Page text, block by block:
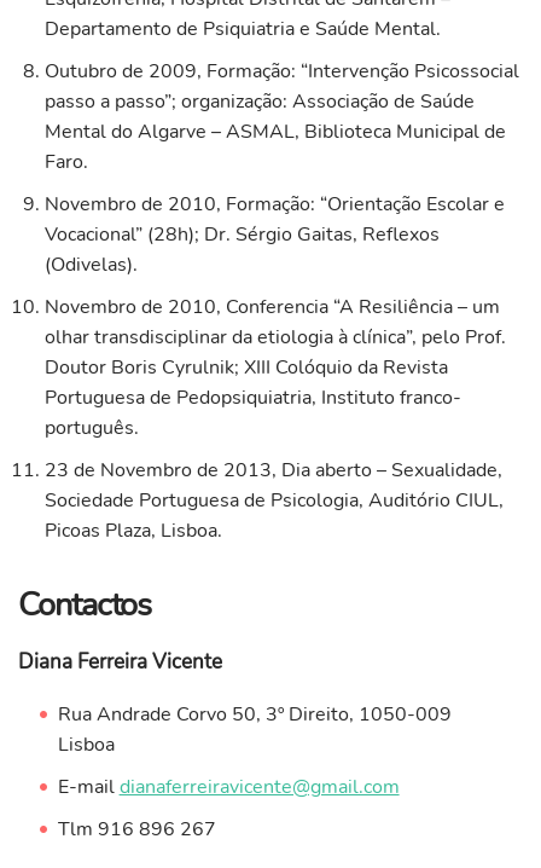
Departamento de Psiquiatria e Saúde Mental.
Outubro de 2009, Formação: “Intervenção Psicossocial
passo a passo”; organização: Associação de Saúde
Mental do Algarve – ASMAL, Biblioteca Municipal de
Faro.
Novembro de 2010, Formação: “Orientação Escolar e
Vocacional” (28h); Dr. Sérgio Gaitas, Reflexos
(Odivelas).
Novembro de 2010, Conferencia “A Resiliência – um
olhar transdisciplinar da etiologia à clínica”, pelo Prof.
Doutor Boris Cyrulnik; XIII Colóquio da Revista
Portuguesa de Pedopsiquiatria, Instituto franco-
português.
23 de Novembro de 2013, Dia aberto – Sexualidade,
Sociedade Portuguesa de Psicologia, Auditório CIUL,
Picoas Plaza, Lisboa.
Contactos
Diana Ferreira Vicente
Rua Andrade Corvo 50, 3º Direito, 1050-009
Lisboa
E-maildianaferreiravicente@gmail.com
Tlm 916 896 267